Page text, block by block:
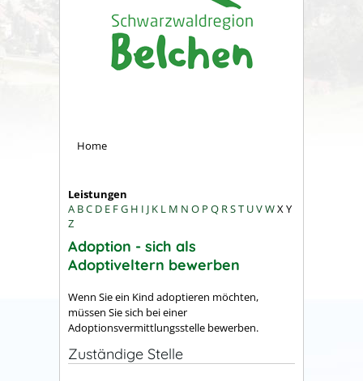
Home
Leistungen
A BC D E FG H I J K L M N O P Q RST UVWXY
Z
Adoption - sich als
Adoptiveltern bewerben
Wenn Sie ein Kind adoptieren möchten,
müssen Sie sich bei einer
Adoptionsvermittlungsstelle bewerben.
Zuständige Stelle